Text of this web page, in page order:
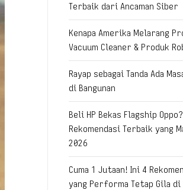
Terbaik dari Ancaman Siber
Kenapa Amerika Melarang
Vacuum Cleaner & Produk
Rayap sebagai Tanda Ada
di Bangunan
Beli HP Bekas Flagship
Rekomendasi Terbaik yang
2026
Cuma 1 Jutaan! Ini 4
yang Performa Tetap Gila di